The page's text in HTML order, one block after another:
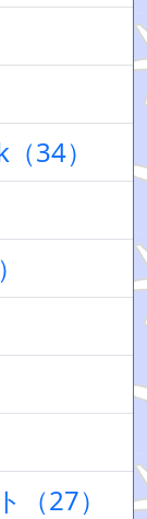
34）
（27）